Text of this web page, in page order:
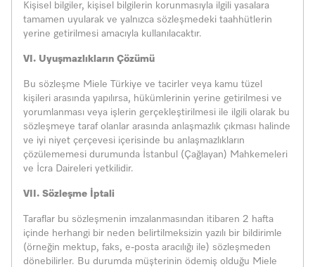
Kişisel bilgiler, kişisel bilgilerin korunmasıyla ilgili yasalara
tamamen uyularak ve yalnızca sözleşmedeki taahhütlerin
yerine getirilmesi amacıyla kullanılacaktır.
VI. Uyuşmazlıkların Çözümü
Bu sözleşme Miele Türkiye ve tacirler veya kamu tüzel
kişileri arasında yapılırsa, hükümlerinin yerine getirilmesi ve
yorumlanması veya işlerin gerçekleştirilmesi ile ilgili olarak bu
sözleşmeye taraf olanlar arasında anlaşmazlık çıkması halinde
ve iyi niyet çerçevesi içerisinde bu anlaşmazlıkların
çözülememesi durumunda İstanbul (Çağlayan) Mahkemeleri
ve İcra Daireleri yetkilidir.
VII. Sözleşme İptali
Taraflar bu sözleşmenin imzalanmasından itibaren 2 hafta
içinde herhangi bir neden belirtilmeksizin yazılı bir bildirimle
(örneğin mektup, faks, e-posta aracılığı ile) sözleşmeden
dönebilirler. Bu durumda müşterinin ödemiş olduğu Miele